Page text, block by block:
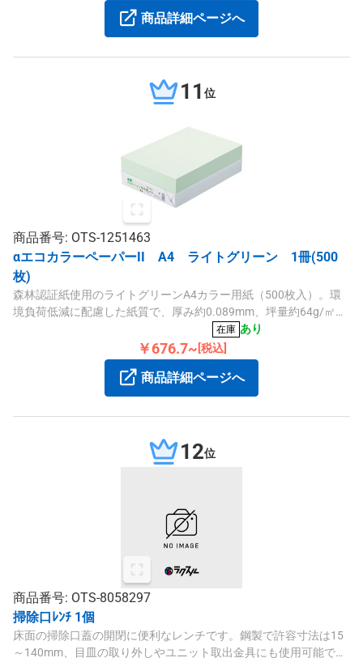
商品詳細ページへ
11 位
商品番号: OTS-1251463
αエコカラーペーパーII A4 ライトグリーン 1冊(500
枚)
森林認証紙使用のライトグリーンA4カラー用紙（500枚入）。環
境負荷低減に配慮した紙質で、厚み約0.089mm、坪量約64g/㎡の
在庫 あり
￥676.7~ [税込]
商品詳細ページへ
12位
商品番号: OTS-8058297
掃除口ﾚﾝﾁ 1個
床面の掃除口蓋の開閉に便利なレンチです。鋼製で許容寸法は15
～140mm、目皿の取り外しやユニット取出金具にも使用可能で